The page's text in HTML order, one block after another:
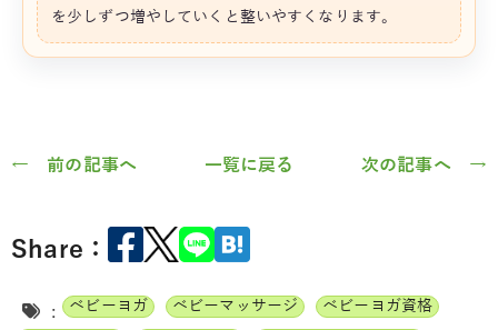
を少しずつ増やしていくと整いやすくなります。
← 前の記事へ 一覧に戻る 次の記事へ →
Share：
: ベビーヨガ ベビーマッサージ
ベビーヨガ資格